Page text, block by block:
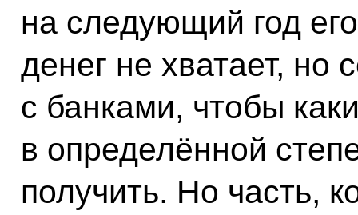
на следующий год
денег не хватает, но
с банками, чтобы
в определённой
получить. Но часть,